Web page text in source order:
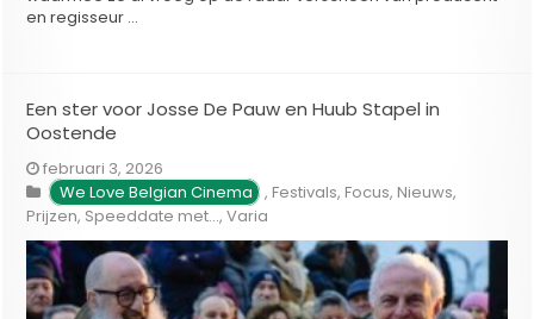
en regisseur …
Een ster voor Josse De Pauw en Huub Stapel in
Oostende
februari 3, 2026
We Love Belgian Cinema , Festivals, Focus, Nieuws,
Prijzen, Speeddate met...,Varia